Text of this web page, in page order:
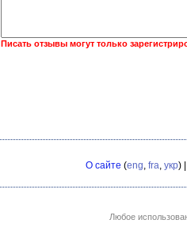
Писать отзывы могут только
О сайте (eng, fra, укр) |
Любое